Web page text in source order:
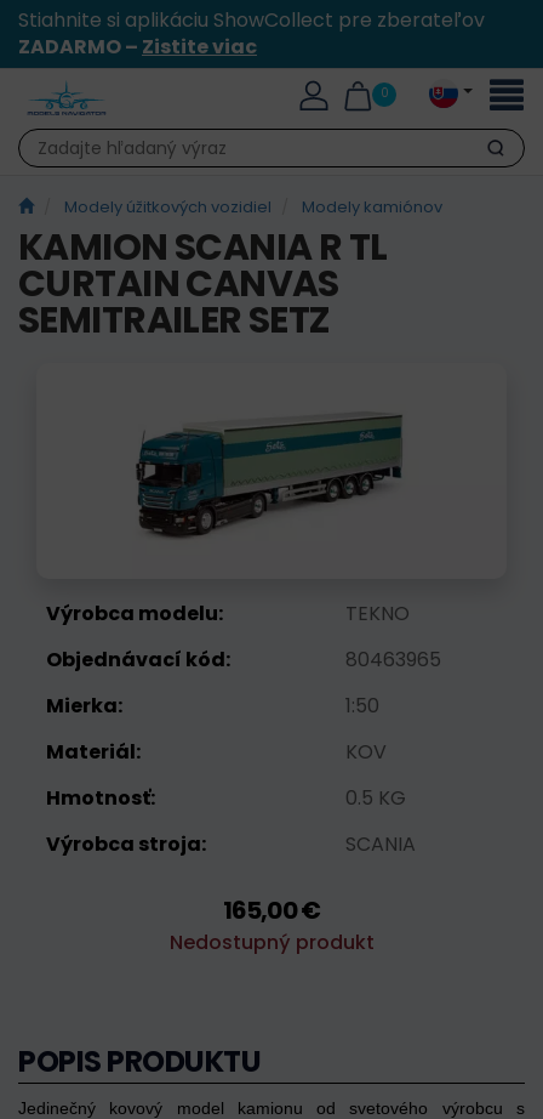
Stiahnite si aplikáciu ShowCollect pre zberateľov
ZADARMO – Zistite viac
0
Hľadať
Modely úžitkových vozidiel Modely kamiónov
KAMION SCANIA R TL
CURTAIN CANVAS
SEMITRAILER SETZ
Výrobca modelu:
TEKNO
Objednávací kód:
80463965
Mierka:
1:50
Materiál:
KOV
Hmotnosť:
0.5 KG
Výrobca stroja:
SCANIA
165,00 €
Nedostupný produkt
POPIS PRODUKTU
Jedinečný kovový model kamionu od svetového výrobcu s